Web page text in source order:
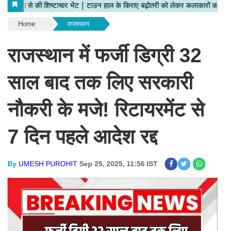
Home राजस्थान
राजस्थान में फर्जी डिग्री 32
साल बाद तक लिए सरकारी
नौकरी के मजे! रिटायरमेंट से
7 दिन पहले आदेश रद्द
By UMESH PUROHIT Sep 25, 2025, 11:56 IST